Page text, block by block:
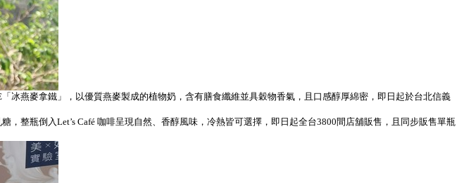
冰燕麥拿鐵」，以優質燕麥製成的植物奶，含有膳食纖維並具穀物香氣，且口感醇厚綿密，即日起於台北信義
整瓶倒入Let’s Café 咖啡呈現自然、香醇風味，冷熱皆可選擇，即日起全台3800間店舖販售，且同步販售單瓶